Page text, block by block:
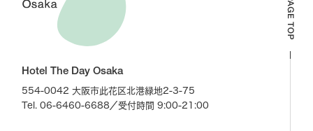
Hotel The Day Osaka
554-0042 大阪市此花区北港緑地2-3-75
Tel. 06-6460-6688／受付時間 9:00-21:00